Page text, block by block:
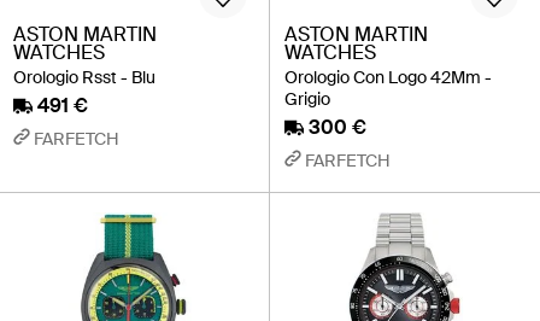
ASTON MARTIN
WATCHES
Orologio Rsst - Blu
491 €
FARFETCH
ASTON MARTIN
WATCHES
Orologio Con Logo 42Mm -
Grigio
300 €
FARFETCH